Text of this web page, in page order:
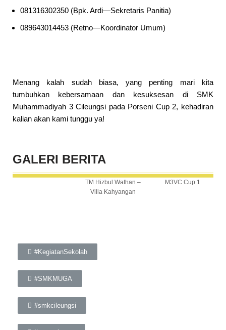
081316302350 (Bpk. Ardi―Sekretaris Panitia)
089643014453 (Retno―Koordinator Umum)
Menang kalah sudah biasa, yang penting mari kita
tumbuhkan kebersamaan dan kesuksesan di SMK
Muhammadiyah 3 Cileungsi pada Porseni Cup 2, kehadiran
kalian akan kami tunggu ya!
GALERI BERITA
TM Hizbul Wathan –
Villa Kahyangan
M3VC Cup 1
#KegiatanSekolah
#SMKMUGA
#smkcileungsi